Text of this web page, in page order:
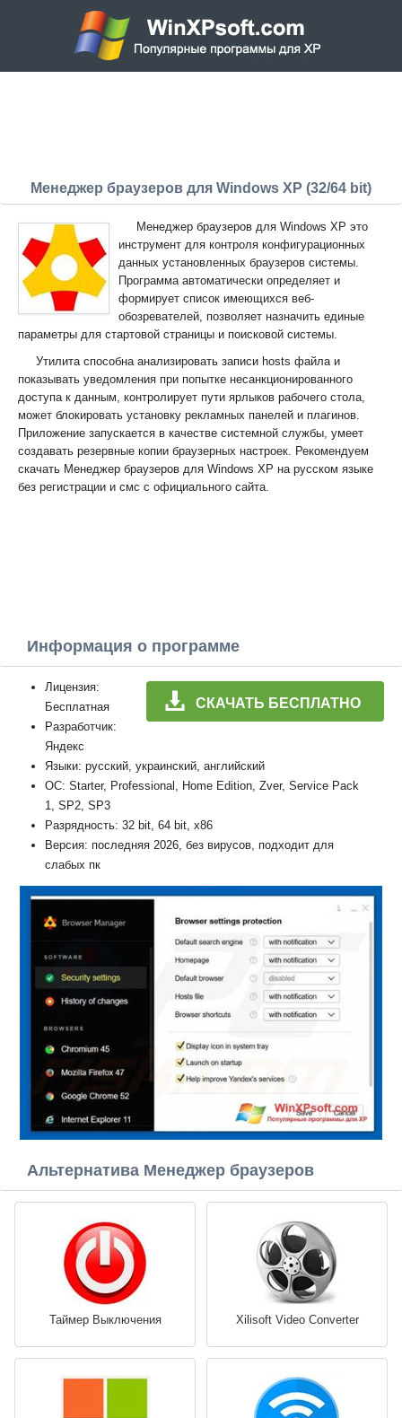
Менеджер браузеров для Windows XP (32/64 bit)
Менеджер браузеров для Windows XP это
инструмент для контроля конфигурационных
данных установленных браузеров системы.
Программа автоматически определяет и
формирует список имеющихся веб-
обозревателей, позволяет назначить единые
параметры для стартовой страницы и поисковой системы.
Утилита способна анализировать записи hosts файла и
показывать уведомления при попытке несанкционированного
доступа к данным, контролирует пути ярлыков рабочего стола,
может блокировать установку рекламных панелей и плагинов.
Приложение запускается в качестве системной службы, умеет
создавать резервные копии браузерных настроек. Рекомендуем
скачать Менеджер браузеров для Windows XP на русском языке
без регистрации и смс с официального сайта.
Информация о программе
СКАЧАТЬ БЕСПЛАТНО
Лицензия:
Бесплатная
Разработчик:
Яндекс
Языки: русский, украинский, английский
ОС: Starter, Professional, Home Edition, Zver, Service Pack
1, SP2, SP3
Разрядность: 32 bit, 64 bit, x86
Версия: последняя 2026, без вирусов, подходит для
слабых пк
Альтернатива Менеджер браузеров
Таймер Выключения Xilisoft Video Converter